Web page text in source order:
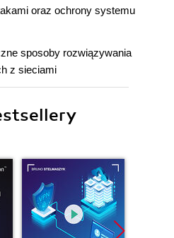
oraz ochrony systemu
sposoby rozwiązywania
z sieciami